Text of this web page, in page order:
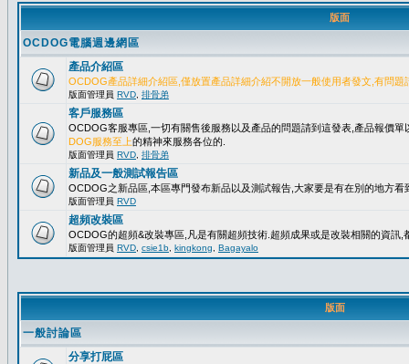
版面
OCDOG電腦週邊網區
產品介紹區
OCDOG產品詳細介紹區,僅放置產品詳細介紹不開放一般使用者發文,有問題
版面管理員 RVD 排骨弟
客戶服務區
OCDOG客服專區,一切有關售後服務以及產品的問題請到這發表,產品報價
DOG服務至上的精神來服務各位的.
版面管理員 RVD 排骨弟
新品及一般測試報告區
OCDOG之新品區,本區專門發布新品以及測試報告,大家要是有在別的地方看
版面管理員 RVD
超頻改裝區
OCDOG的超頻&改裝專區,凡是有關超頻技術.超頻成果或是改裝相關的資訊,
版面管理員 RVD csie1b kingkong Bagayalo
版面
一般討論區
分享打屁區